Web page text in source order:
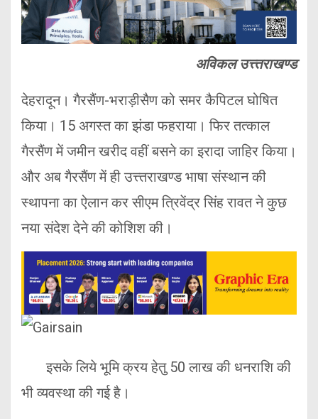
अविकल उत्त्तराखण्ड
देहरादून। गैरसैंण-भराड़ीसैण को समर कैपिटल घोषित
किया। 15 अगस्त का झंडा फहराया। फिर तत्काल
गैरसैंण में जमीन खरीद वहीं बसने का इरादा जाहिर किया।
और अब गैरसैंण में ही उत्त्तराखण्ड भाषा संस्थान की
स्थापना का ऐलान कर सीएम त्रिवेंद्र सिंह रावत ने कुछ
नया संदेश देने की कोशिश की।
इसके लिये भूमि क्रय हेतु 50 लाख की धनराशि की
भी व्यवस्था की गई है।